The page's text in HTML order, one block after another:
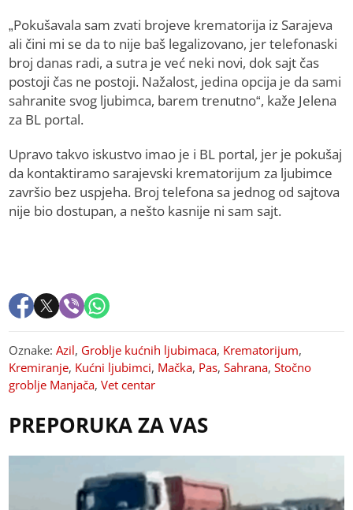
„Pokušavala sam zvati brojeve krematorija iz Sarajeva
ali čini mi se da to nije baš legalizovano, jer telefonaski
broj danas radi, a sutra je već neki novi, dok sajt čas
postoji čas ne postoji. Nažalost, jedina opcija je da sami
sahranite svog ljubimca, barem trenutno“, kaže Jelena
za BL portal.
Upravo takvo iskustvo imao je i BL portal, jer je pokušaj
da kontaktiramo sarajevski krematorijum za ljubimce
završio bez uspjeha. Broj telefona sa jednog od sajtova
nije bio dostupan, a nešto kasnije ni sam sajt.
Oznake:Azil, Groblje kućnih ljubimaca, Krematorijum,
Kremiranje, Kućni ljubimci, Mačka, Pas,Sahrana,Stočno
groblje Manjača,Vet centar
PREPORUKA ZA VAS